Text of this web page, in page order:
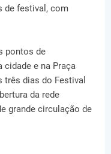
de festival, com
pontos de
e na Praça
três dias do Festival
da rede
grande circulação de